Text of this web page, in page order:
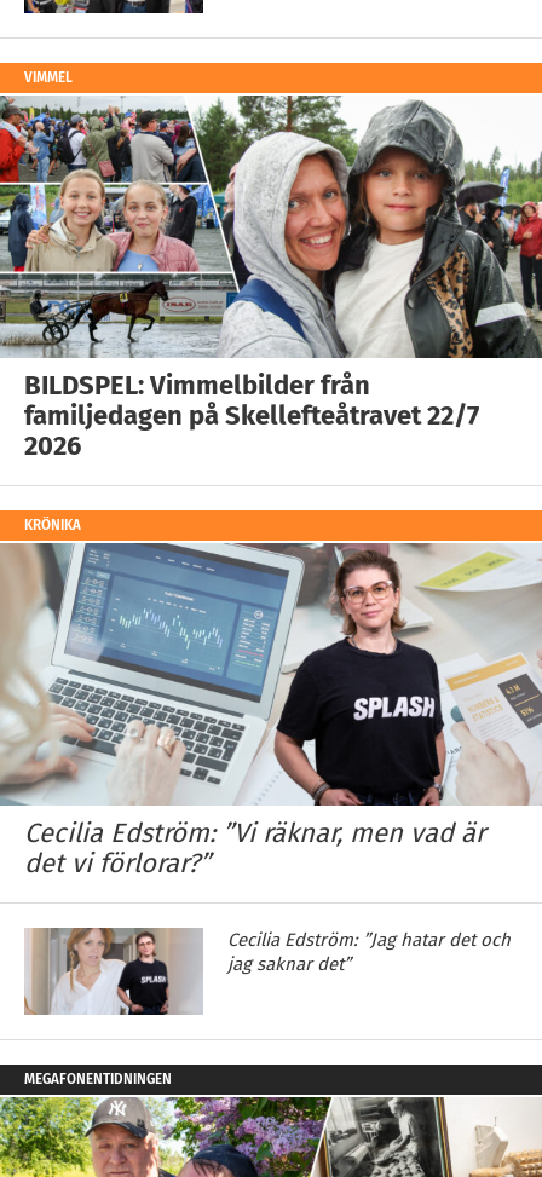
VIMMEL
BILDSPEL: Vimmelbilder från
familjedagen på Skellefteåtravet 22/7
2026
KRÖNIKA
Cecilia Edström: ”Vi räknar, men vad är
det vi förlorar?”
Cecilia Edström: ”Jag hatar det och
jag saknar det”
MEGAFONENTIDNINGEN